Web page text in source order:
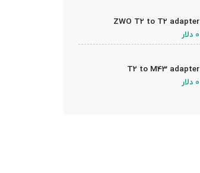
ZWO T2 to T2 adapter
0 دلار
T2 to M43 adapter
0 دلار